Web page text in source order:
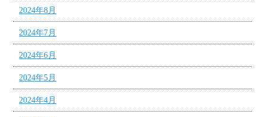
2024年8月
2024年7月
2024年6月
2024年5月
2024年4月